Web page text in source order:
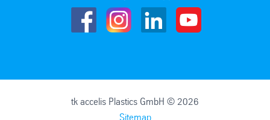
tk accelis Plastics GmbH © 2026
Sitemap